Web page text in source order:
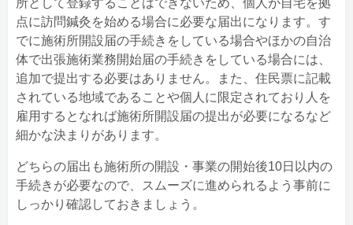
点に訪問鍼灸を始める場合に必要な届出になります。す
でに施術所開設届の手続きをしている場合やほかの自治
体で出張施術業務開始届の手続きをしている場合には、
追加で提出する必要はありません。また、住民票に記載
されている地域であることや個人に限定されており人を
雇用するとなれば施術所開設届の提出が必要になるなど
細かな決まりがあります。
どちらの届出も施術所の開設・事業の開始後10日以内の
手続きが必要なので、スムーズに進められるよう事前に
しっかり確認しておきましょう。